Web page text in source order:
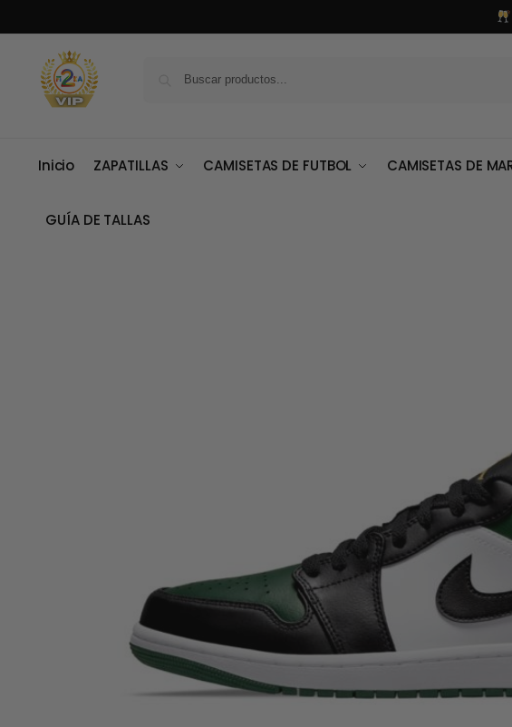
Inicio ZAPATILLAS CAMISETAS DE FUTBOL CAMISETAS DE
GUÍA DE TALLAS